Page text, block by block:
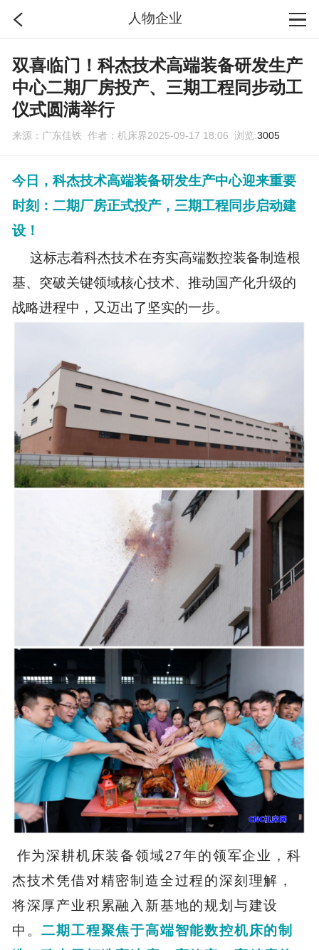
人物企业
首页
搜索
登录
双喜临门！科杰技术高端装备研发生产
中心二期厂房投产、三期工程同步动工
仪式圆满举行
来源：广东佳铁 作者：机床界2025-09-17 18:06 浏览:3005
今日，科杰技术高端装备研发生产中心迎来重要
时刻：二期厂房正式投产，三期工程同步启动建
设！
这标志着科杰技术在夯实高端数控装备制造根
基、突破关键领域核心技术、推动国产化升级的
战略进程中，又迈出了坚实的一步。
作为深耕机床装备领域27年的领军企业，科
杰技术凭借对精密制造全过程的深刻理解，
将深厚产业积累融入新基地的规划与建设
中。二期工程聚焦于高端智能数控机床的制